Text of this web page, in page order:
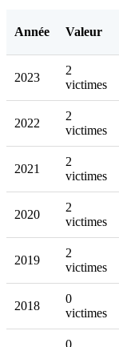
Année Valeur
2023
2
victimes
2022
2
victimes
2021
2
victimes
2020
2
victimes
2019
2
victimes
2018
0
victimes